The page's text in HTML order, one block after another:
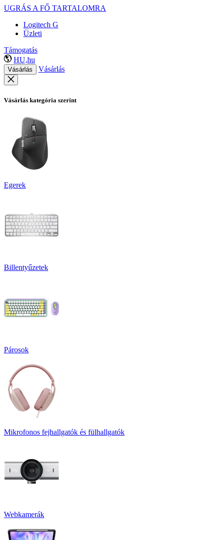
UGRÁS A FŐ TARTALOMRA
Logitech G
Üzleti
Támogatás
HU,hu
Vásárlás Vásárlás
Vásárlás kategória szerint
Egerek
Billentyűzetek
Párosok
Mikrofonos fejhallgatók és fülhallgatók
Webkamerák